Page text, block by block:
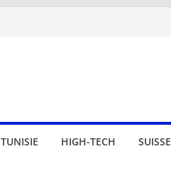
TUNISIE HIGH-TECH SUISSE